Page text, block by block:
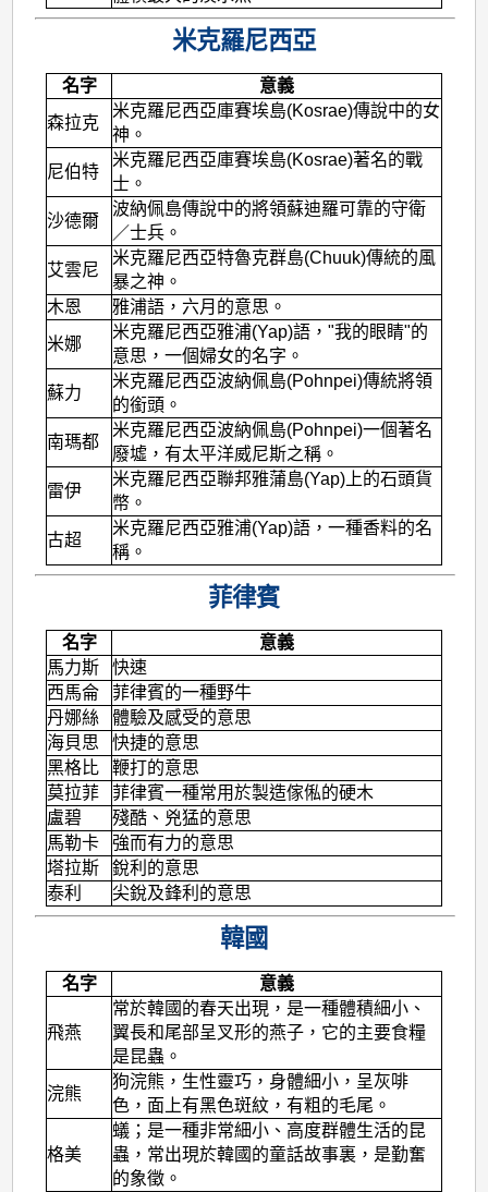
米克羅尼西亞
名字
意義
森拉克
米克羅尼西亞庫賽埃島(Kosrae)傳說中的女
神。
尼伯特
米克羅尼西亞庫賽埃島(Kosrae)著名的戰
士。
沙德爾
波納佩島傳說中的將領蘇迪羅可靠的守衛
／士兵。
艾雲尼
米克羅尼西亞特魯克群島(Chuuk)傳統的風
暴之神。
木恩
雅浦語，六月的意思。
米娜
米克羅尼西亞雅浦(Yap)語，"我的眼睛"的
意思，一個婦女的名字。
蘇力
米克羅尼西亞波納佩島(Pohnpei)傳統將領
的銜頭。
南瑪都
米克羅尼西亞波納佩島(Pohnpei)一個著名
廢墟，有太平洋威尼斯之稱。
雷伊
米克羅尼西亞聯邦雅蒲島(Yap)上的石頭貨
幣。
古超
米克羅尼西亞雅浦(Yap)語，一種香料的名
稱。
菲律賓
名字
意義
馬力斯
快速
西馬侖
菲律賓的一種野牛
丹娜絲
體驗及感受的意思
海貝思
快捷的意思
黑格比
鞭打的意思
莫拉菲
菲律賓一種常用於製造傢俬的硬木
盧碧
殘酷、兇猛的意思
馬勒卡
強而有力的意思
塔拉斯
銳利的意思
泰利
尖銳及鋒利的意思
韓國
名字 意義
飛燕
常於韓國的春天出現，是一種體積細小、
翼長和尾部呈叉形的燕子，它的主要食糧
是昆蟲。
浣熊
狗浣熊，生性靈巧，身體細小，呈灰啡
色，面上有黑色斑紋，有粗的毛尾。
格美
蟻；是一種非常細小、高度群體生活的昆
蟲，常出現於韓國的童話故事裏，是勤奮
的象徵。